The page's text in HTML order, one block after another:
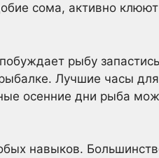
сома, активно
рыбу
Лучшие часы
осенние дни рыба
навыков.